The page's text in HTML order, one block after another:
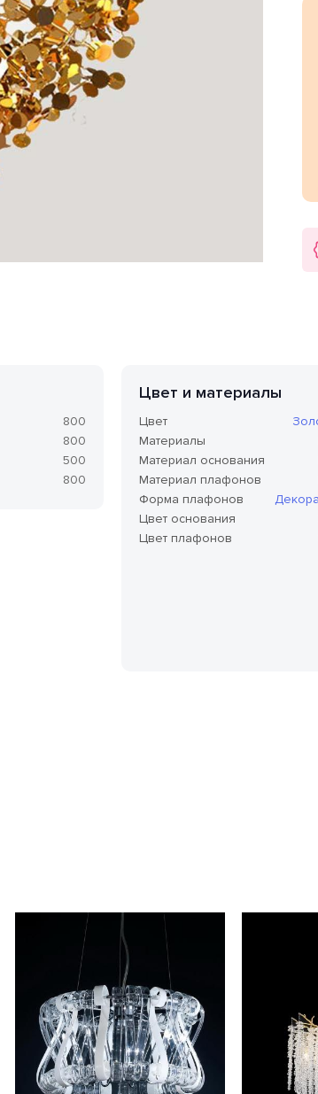
Цвет товара золотистый.
Направление плафонов в бок.
лампы составляет 40 Вт. Напряжение
2 года.
800
800
500
800
Цвет и материалы
Цвет
Материалы
Материал основания
Материал плафонов
Форма плафонов
Цвет основания
Цвет плафонов